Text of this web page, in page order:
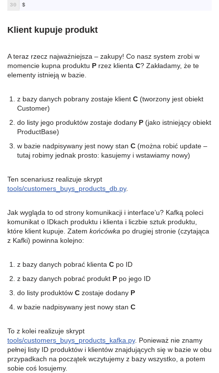
30
$
Klient kupuje produkt
A teraz rzecz najważniejsza – zakupy! Co nasz system zrobi w
momencie kupna produktu P rzez klienta C? Zakładamy, że te
elementy istnieją w bazie.
z bazy danych pobrany zostaje klient C (tworzony jest obiekt
Customer)
do listy jego produktów zostaje dodany P (jako istniejący obiekt
ProductBase)
w bazie nadpisywany jest nowy stan C (można robić update –
tutaj robimy jednak prosto: kasujemy i wstawiamy nowy)
Ten scenariusz realizuje skrypt
tools/customers_buys_products_db.py.
Jak wygląda to od strony komunikacji i interface’u? Kafką poleci
komunikat o IDkach produktu i klienta i liczbie sztuk produktu,
które klient kupuje. Zatem końcówka po drugiej stronie (czytająca
z Kafki) powinna kolejno:
z bazy danych pobrać klienta C po ID
z bazy danych pobrać produkt P po jego ID
do listy produktów C zostaje dodany P
w bazie nadpisywany jest nowy stan C
To z kolei realizuje skrypt
tools/customers_buys_products_kafka.py. Ponieważ nie znamy
pełnej listy ID produktów i klientów znajdujących się w bazie w obu
przypadkach na początek wczytujemy z bazy wszystko, a potem
sobie coś losujemy.